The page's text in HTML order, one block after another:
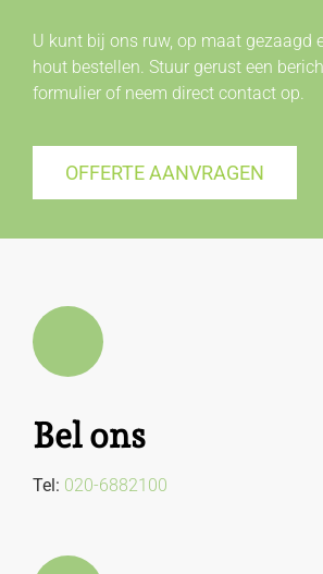
U kunt bij ons ruw, op maat gezaagd
hout bestellen. Stuur gerust een
formulier of neem direct contactop.
OFFERTE AANVRAGEN
Bel ons
Tel: 020-6882100